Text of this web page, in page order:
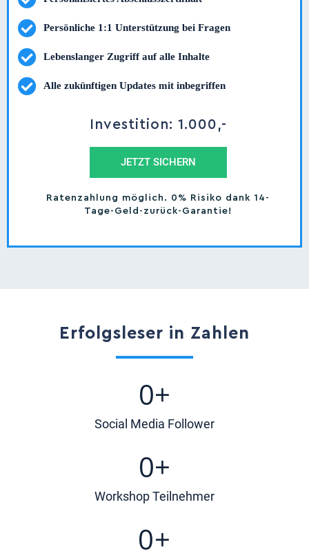
Persönliche 1:1 Unterstützung bei Fragen
Lebenslanger Zugriff auf alle Inhalte
Alle zukünftigen Updates mit inbegriffen
Investition: 1.000,-
JETZT SICHERN
Ratenzahlung möglich. 0% Risiko dank 14-
Tage-Geld-zurück-Garantie!
Erfolgsleser in Zahlen
Social Media Follower
0+
Workshop Teilnehmer
0+
0+